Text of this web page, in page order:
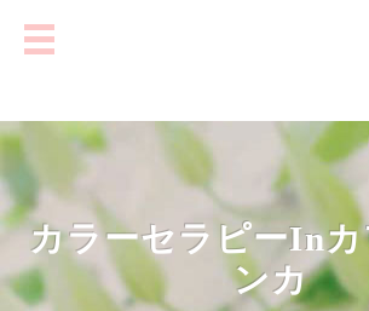
カラーセラピーin
ンカ